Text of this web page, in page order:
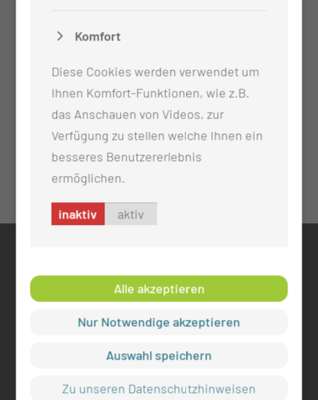
0355 46 -0
info@mul-ct.de
mul-ct.de
ADRESSE
Medizinische Universität Lausitz - Carl Thiem
Komfort
Diese Cookies werden verwendet um
Ihnen Komfort-Funktionen, wie z.B.
das Anschauen von Videos, zur
Verfügung zu stellen welche Ihnen ein
besseres Benutzererlebnis
ermöglichen.
inaktiv aktiv
Alle akzeptieren
Nur Notwendige akzeptieren
Auswahl speichern
Zu unseren Datenschutzhinweisen